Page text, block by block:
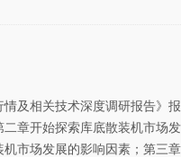
相关技术深度调研报告》
章开始探索库底散装机市场
市场发展的影响因素；第三